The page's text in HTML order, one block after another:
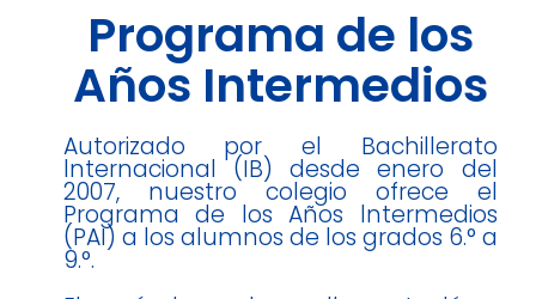
Programa de los
Años Intermedios
Autorizado por el Bachillerato
lnternacional (IB) desde enero del
2007, nuestro colegio ofrece el
Programa de los Años lntermedios
(PAI) a los alumnos de los grados 6.° a
9.°.